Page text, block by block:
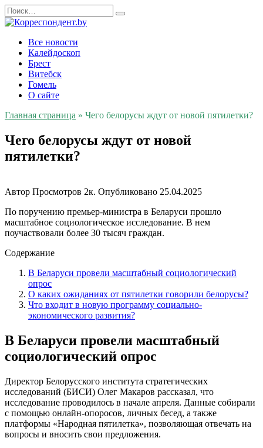
Перейти
к
содержанию
Search
for:
Все новости
Калейдоскоп
Брест
Витебск
Гомель
О сайте
Главная страница » Чего белорусы ждут от новой пятилетки?
Чего белорусы ждут от новой
пятилетки?
Автор Просмотров 2к. Опубликовано 25.04.2025
По поручению премьер-министра в Беларуси прошло
масштабное социологическое исследование. В нем
поучаствовали более 30 тысяч граждан.
Содержание
В Беларуси провели масштабный социологический
опрос
О каких ожиданиях от пятилетки говорили белорусы?
Что входит в новую программу социально-
экономического развития?
В Беларуси провели масштабный
социологический опрос
Директор Белорусского института стратегических
исследований (БИСИ) Олег Макаров рассказал, что
исследование проводилось в начале апреля. Данные собирали
с помощью онлайн-опоросов, личных бесед, а также
платформы «Народная пятилетка», позволяющая отвечать на
вопросы и вносить свои предложения.